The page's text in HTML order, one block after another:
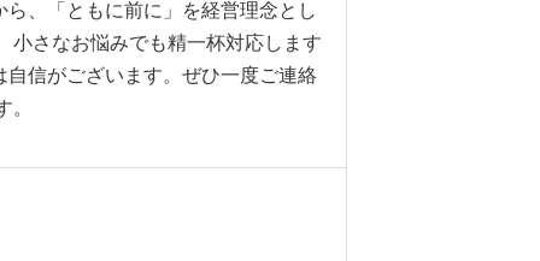
、「ともに前に」を経営理念とし
小さなお悩みでも精一杯対応します
信がございます。ぜひ一度ご連絡